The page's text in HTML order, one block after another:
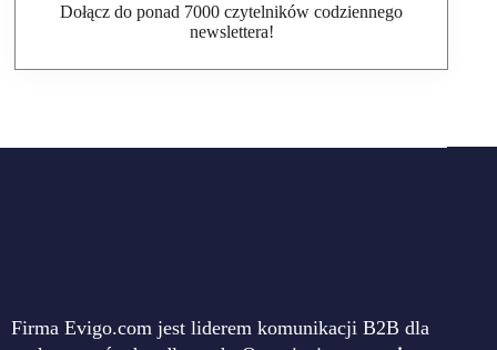
Dołącz do ponad 7000 czytelników codziennego
newslettera!
Firma Evigo.com jest liderem komunikacji B2B dla